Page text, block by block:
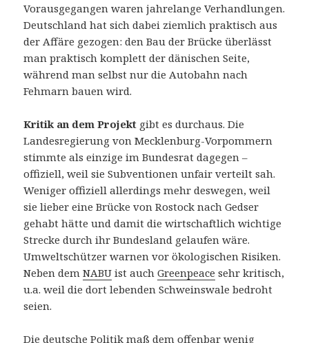
Vorausgegangen waren jahrelange Verhandlungen.
Deutschland hat sich dabei ziemlich praktisch aus
der Affäre gezogen: den Bau der Brücke überlässt
man praktisch komplett der dänischen Seite,
während man selbst nur die Autobahn nach
Fehmarn bauen wird.
Kritik an dem Projekt gibt es durchaus. Die
Landesregierung von Mecklenburg-Vorpommern
stimmte als einzige im Bundesrat dagegen –
offiziell, weil sie Subventionen unfair verteilt sah.
Weniger offiziell allerdings mehr deswegen, weil
sie lieber eine Brücke von Rostock nach Gedser
gehabt hätte und damit die wirtschaftlich wichtige
Strecke durch ihr Bundesland gelaufen wäre.
Umweltschützer warnen vor ökologischen Risiken.
Neben demNABU ist auchGreenpeace sehr kritisch,
u.a. weil die dort lebenden Schweinswale bedroht
seien.
Die deutsche Politik maß dem offenbar wenig